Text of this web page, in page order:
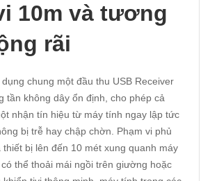
10m và tương
rãi
chung một đầu thu USB Receiver
tần không dây ổn định, cho phép cả
nhận tín hiệu từ máy tính ngay lập tức
bị trễ hay chập chờn. Phạm vi phủ
bị lên đến 10 mét xung quanh máy
thể thoải mái ngồi trên giường hoặc